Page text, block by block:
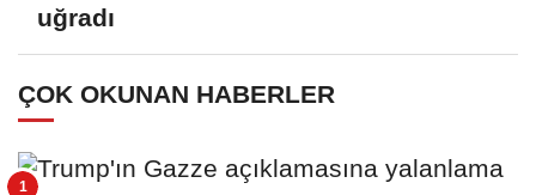
uğradı
ÇOK OKUNAN HABERLER